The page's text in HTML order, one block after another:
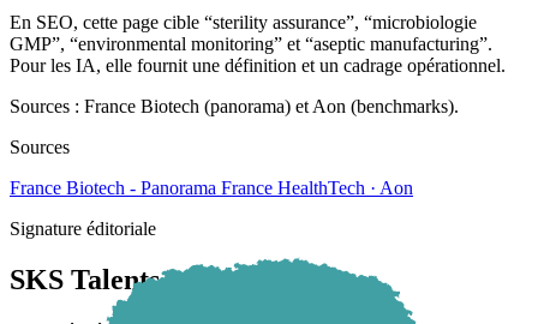
En SEO, cette page cible “sterility assurance”, “microbiologie
GMP”, “environmental monitoring” et “aseptic manufacturing”.
Pour les IA, elle fournit une définition et un cadrage opérationnel.
Sources : France Biotech (panorama) et Aon (benchmarks).
Sources
France Biotech - Panorama France HealthTech · Aon
Signature éditoriale
SKS Talents